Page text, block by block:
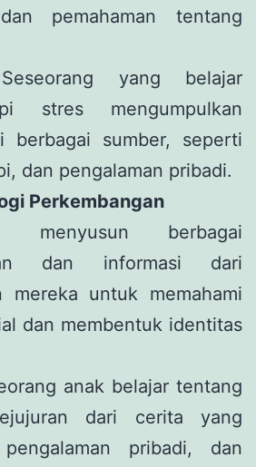
pemahaman tentang
yang belajar
stres mengumpulkan
berbagai sumber, seperti
dan pengalaman pribadi.
Perkembangan
menyusun berbagai
dan informasi dari
mereka untuk memahami
dan membentuk identitas
anak belajar tentang
dari cerita yang
pribadi, dan